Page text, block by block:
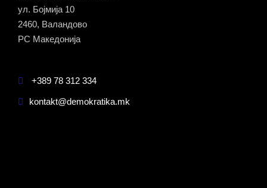
ул. Бојмија 10
2460, Валандово
РС Македонија
+389 78 312 334
kontakt@demokratika.mk